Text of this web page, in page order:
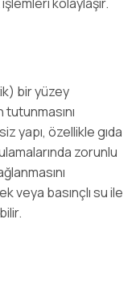
bir yüzey
yapı, özellikle gıda
zorunlu
veya basınçlı su ile